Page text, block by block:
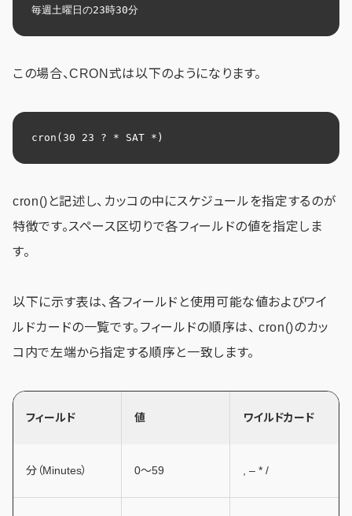
毎週土曜日の23時30分
この場合、CRON式は以下のようになります。
cron(30 23 ? * SAT *)
cron()と記述し、カッコの中にスケジュールを指定するのが
特徴です。スペース区切りで各フィールドの値を指定しま
す。
以下に示す表は、各フィールドと使用可能な値およびワイ
ルドカードの一覧です。フィールドの順序は、 cron()のカッ
コ内で左端から指定する順序と一致します。
フィールド 値 ワイルドカード
分（Minutes） 0～59 , – * /